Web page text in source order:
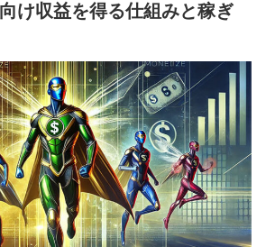
け収益を得る仕組みと稼ぎ